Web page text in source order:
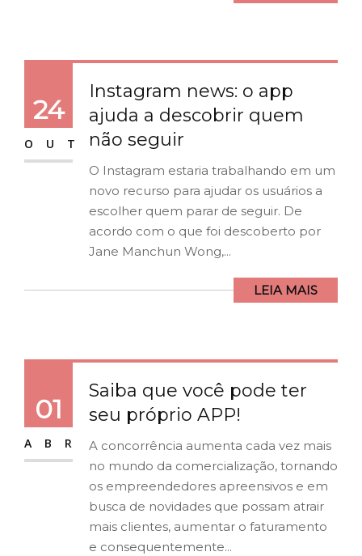
24
OUT
Instagram news: o app
ajuda a descobrir quem
não seguir
O Instagram estaria trabalhando em um
novo recurso para ajudar os usuários a
escolher quem parar de seguir. De
acordo com o que foi descoberto por
Jane Manchun Wong,...
LEIA MAIS
01
ABR
Saiba que você pode ter
seu próprio APP!
A concorrência aumenta cada vez mais
no mundo da comercialização, tornando
os empreendedores apreensivos e em
busca de novidades que possam atrair
mais clientes, aumentar o faturamento
e consequentemente...